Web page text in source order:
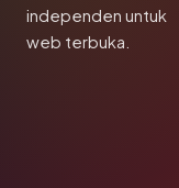
independen untuk
web terbuka.